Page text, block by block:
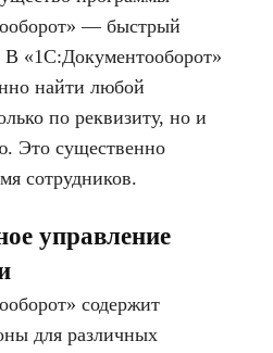
— быстрый
В «1С:Документооборот»
найти любой
по реквизиту, но и
Это существенно
сотрудников.
управление
содержит
для различных